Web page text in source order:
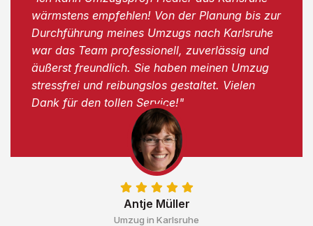
Antje Müller
Umzug in Karlsruhe
wärmstens empfehlen! Von der Planung bis zur
Durchführung meines Umzugs nach Karlsruhe
war das Team professionell, zuverlässig und
äußerst freundlich. Sie haben meinen Umzug
stressfrei und reibungslos gestaltet. Vielen
Dank für den tollen Service!"